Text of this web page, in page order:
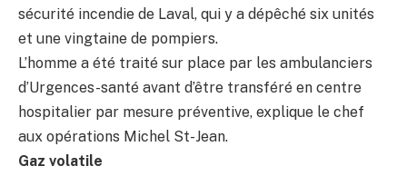
sécurité incendie de Laval, qui y a dépêché six unités
et une vingtaine de pompiers.
L’homme a été traité sur place par les ambulanciers
d’Urgences-santé avant d’être transféré en centre
hospitalier par mesure préventive, explique le chef
aux opérations Michel St-Jean.
Gaz volatile